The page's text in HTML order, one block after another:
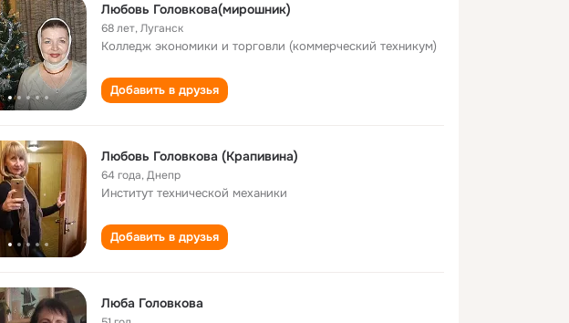
Любовь Головкова(мирошник)
68 лет,Луганск
Колледж экономики и торговли (коммерческий техникум)
Добавить в друзья
Любовь Головкова (Крапивина)
64 года,Днепр
Институт технической механики
Добавить в друзья
Люба Головкова